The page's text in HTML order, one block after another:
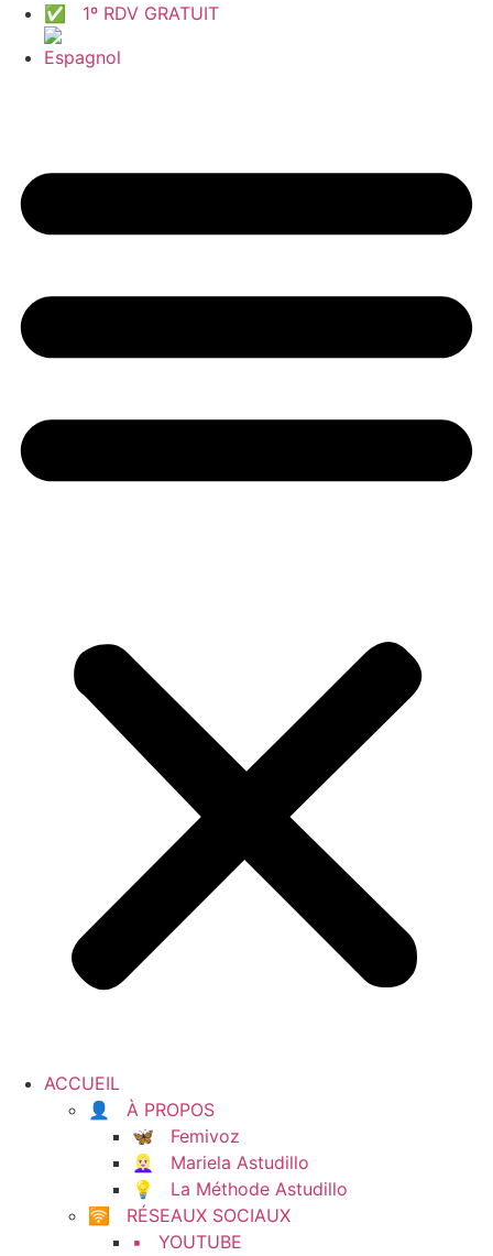
✅ 1º RDV GRATUIT
ACCUEIL
👤 À PROPOS
🦋 Femivoz
👱🏻‍♀️ Mariela Astudillo
💡 La Méthode Astudillo
🛜 RÉSEAUX SOCIAUX
▪️ YOUTUBE